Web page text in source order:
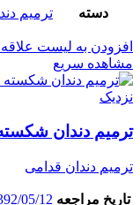
دسته ترمیم
افزودن به لیست علاقه
مشاهده سریع
نزدیک
ترمیم دندان شکسته
ترمیم دندان قدامی
تاریخ مراجعه 05/12